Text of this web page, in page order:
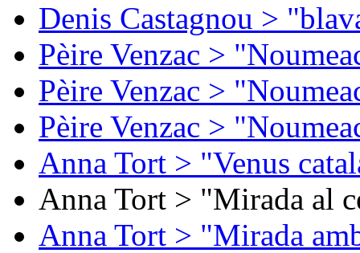
Denis Castagnou >
Pèire Venzac >
Pèire Venzac >
Pèire Venzac >
Anna Tort > "Venus
Anna Tort > "Mirada al
Anna Tort > "Mirada